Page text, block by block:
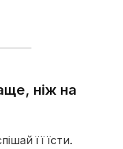
ніж на
її їсти.